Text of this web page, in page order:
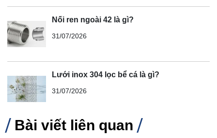
Nối ren ngoài 42 là gì?
31/07/2026
Lưới inox 304 lọc bể cá là gì?
31/07/2026
Bài viết liên quan